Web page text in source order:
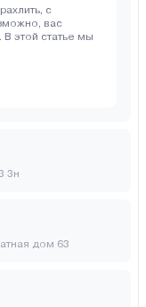
с
вас
В этой статье мы
3н
дом 63